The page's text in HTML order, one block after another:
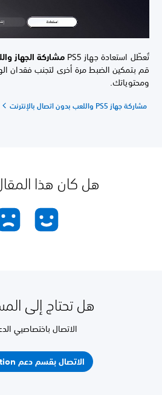
تُعطّل استعادة جهاز PS5 مشاركة الجهاز
قم بتمكين الضبط مرة أخرى لتجنب فقدان
ومحتوياتك.
مشاركة جهاز PS5 واللعب بدون اتصال بالإنترنت
هل كان هذا
هل تحتاج إلى
الاتصال باختصاصيي
الاتصال بقسم دعم PlayStation